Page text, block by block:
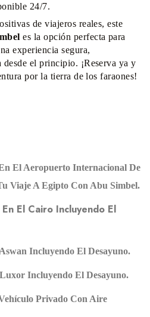
24/7.
de viajeros reales, este
es la opción perfecta para
experiencia segura,
el principio. ¡Reserva ya y
por la tierra de los faraones!
El Aeropuerto Internacional De
Viaje A Egipto Con Abu Simbel.
El Cairo Incluyendo El
Incluyendo El Desayuno.
Incluyendo El Desayuno.
Privado Con Aire